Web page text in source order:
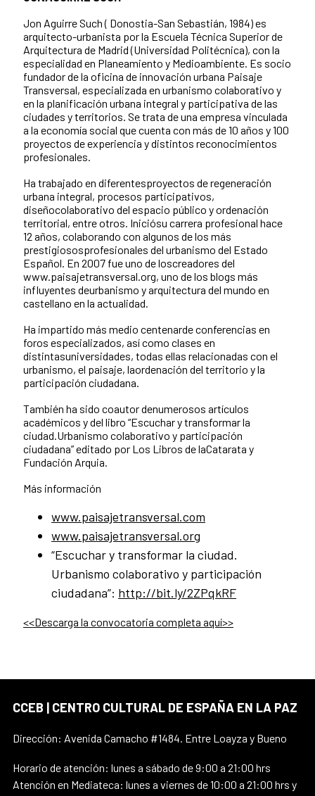
Jon Aguirre Such ( Donostia-San Sebastián, 1984) es
arquitecto-urbanista por la Escuela Técnica Superior de
Arquitectura de Madrid (Universidad Politécnica), con la
especialidad en Planeamiento y Medioambiente. Es socio
fundador de la oficina de innovación urbana Paisaje
Transversal, especializada en urbanismo colaborativo y
en la planificación urbana integral y participativa de las
ciudades y territorios. Se trata de una empresa vinculada
a la economía social que cuenta con más de 10 años y 100
proyectos de experiencia y distintos reconocimientos
profesionales.
Ha trabajado en diferentesproyectos de regeneración
urbana integral, procesos participativos,
diseñocolaborativo del espacio público y ordenación
territorial, entre otros. Iniciósu carrera profesional hace
12 años, colaborando con algunos de los más
prestigiososprofesionales del urbanismo del Estado
Español. En 2007 fue uno de loscreadores del
www.paisajetransversal.org, uno de los blogs más
influyentes deurbanismo y arquitectura del mundo en
castellano en la actualidad.
Ha impartido más medio centenarde conferencias en
foros especializados, así como clases en
distintasuniversidades, todas ellas relacionadas con el
urbanismo, el paisaje, laordenación del territorio y la
participación ciudadana.
También ha sido coautor denumerosos artículos
académicos y del libro “Escuchar y transformar la
ciudad.Urbanismo colaborativo y participación
ciudadana” editado por Los Libros de laCatarata y
Fundación Arquia.
Más información
www.paisajetransversal.com
www.paisajetransversal.org
“Escuchar y transformar la ciudad.
Urbanismo colaborativo y participación
ciudadana”: http://bit.ly/2ZPqkRF
<<Descarga la convocatoria completa aquí>>
CCEB | CENTRO CULTURAL DE ESPAÑA EN LA PAZ
Dirección: Avenida Camacho #1484. Entre Loayza y Bueno
Horario de atención: lunes a sábado de 9:00 a 21:00 hrs
Atención en Mediateca: lunes a viernes de 10:00 a 21:00 hrs y